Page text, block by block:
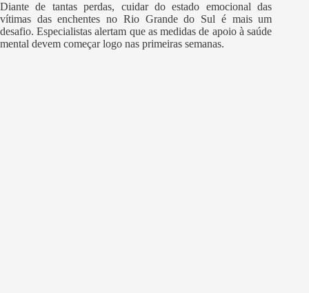
Diante de tantas perdas, cuidar do estado emocional das
vítimas das enchentes no Rio Grande do Sul é mais um
desafio. Especialistas alertam que as medidas de apoio à saúde
mental devem começar logo nas primeiras semanas.